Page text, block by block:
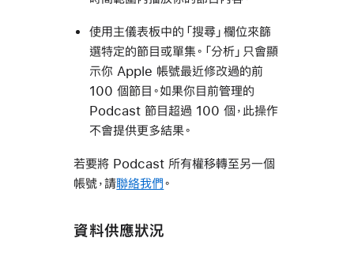
使用主儀表板中的「搜尋」欄位來篩
選特定的節目或單集。「分析」只會顯
示你 Apple 帳號最近修改過的前
100 個節目。如果你目前管理的
Podcast 節目超過 100 個，此操作
不會提供更多結果。
若要將 Podcast 所有權移轉至另一個
帳號，請聯絡我們。
資料供應狀況